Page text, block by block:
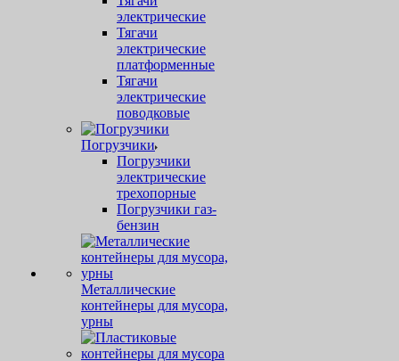
электрические
Тягачи
электрические
платформенные
Тягачи
электрические
поводковые
Погрузчики
Погрузчики
электрические
трехопорные
Погрузчики газ-
бензин
Металлические
контейнеры для мусора,
урны